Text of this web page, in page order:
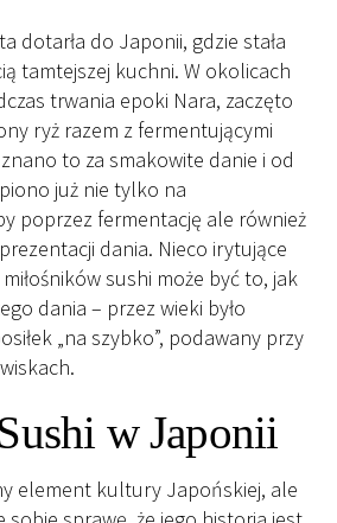
dotarła do Japonii, gdzie stała
tamtejszej kuchni. W okolicach
trwania epoki Nara, zaczęto
ryż razem z fermentującymi
to za smakowite danie i od
już nie tylko na
poprzez fermentację ale również
dania. Nieco irytujące
sushi może być to, jak
dania – przez wieki było
„na szybko”, podawany przy
w Japonii
element kultury Japońskiej, ale